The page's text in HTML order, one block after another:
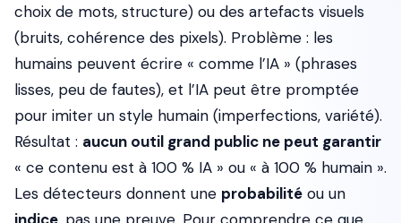
choix de mots, structure) ou des artefacts visuels
(bruits, cohérence des pixels). Problème : les
humains peuvent écrire « comme l’IA » (phrases
lisses, peu de fautes), et l’IA peut être promptée
pour imiter un style humain (imperfections, variété).
Résultat : aucun outil grand public ne peut garantir
« ce contenu est à 100 % IA » ou « à 100 % humain ».
Les détecteurs donnent une probabilité ou un